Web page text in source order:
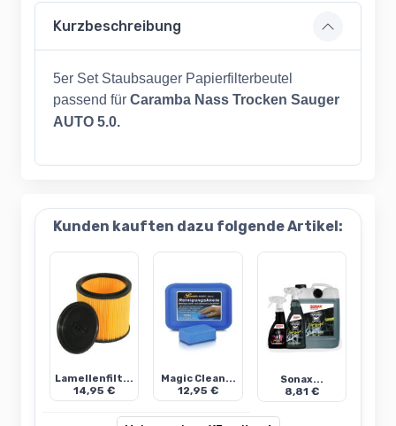
Kurzbeschreibung
5er Set Staubsauger Papierfilterbeutel
passend für Caramba Nass Trocken Sauger
AUTO 5.0.
Kunden kauften dazu folgende Artikel:
Lamellenfilt...
14,95 €
Magic Clean...
12,95 €
Sonax...
8,81 €